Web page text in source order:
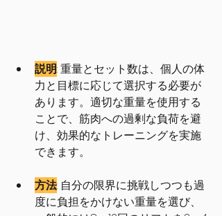
説明: 重量とセット数は、個人の体
力と目標に応じて選択する必要が
あります。適切な重量を使用する
ことで、筋肉への過剰な負荷を避
け、効果的なトレーニングを実施
できます。
方法: 自分の限界に挑戦しつつも過
度に負担をかけない重量を選び、